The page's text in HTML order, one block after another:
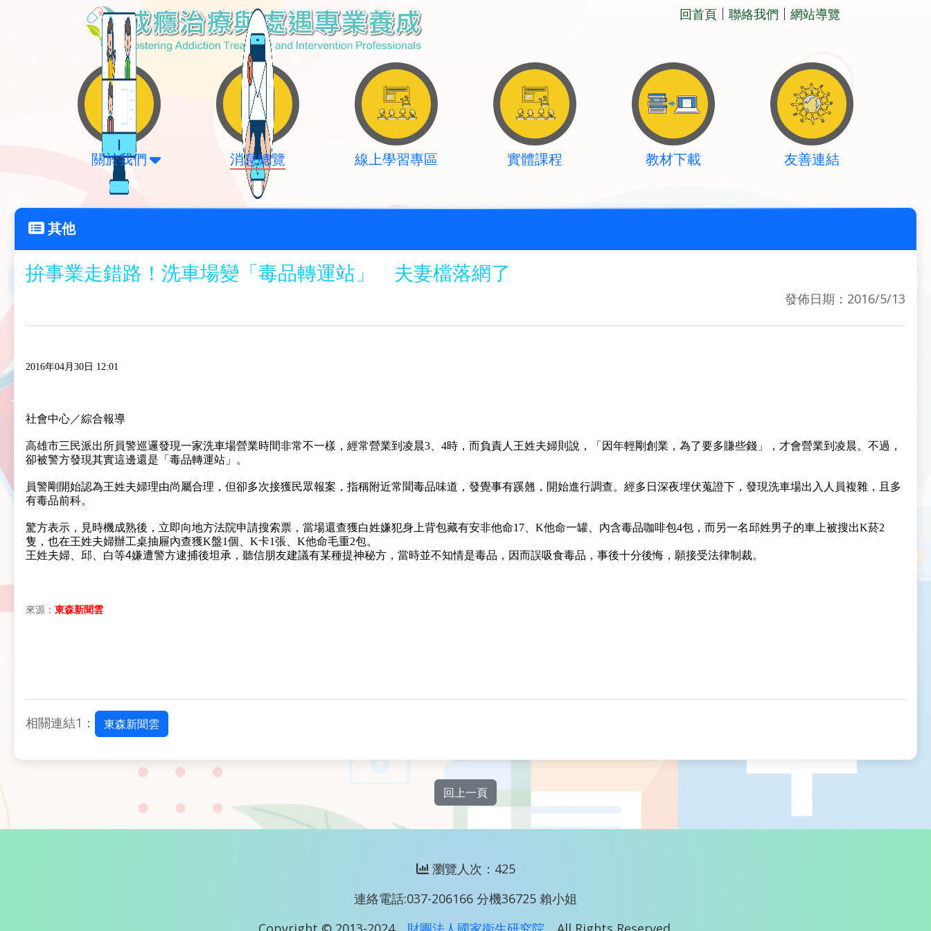
回首頁 聯絡我們 網站導覽
關於我們 消息總覽 線上學習專區 實體課程 教材下載 友善連結
其他
拚事業走錯路！洗車場變「毒品轉運站」 夫妻檔落網了
發佈日期：2016/5/13
2016年04月30日 12:01
社會中心／綜合報導
高雄市三民派出所員警巡邏發現一家洗車場營業時間非常不一樣，經常營業到凌晨3、4時，而負責人王姓夫婦則說，「因年輕剛創業，為了要多賺些錢」，才會營業到凌晨。不過，
卻被警方發現其實這邊還是「毒品轉運站」。
員警剛開始認為王姓夫婦理由尚屬合理，但卻多次接獲民眾報案，指稱附近常聞毒品味道，發覺事有蹊翹，開始進行調查。經多日深夜埋伏蒐證下，發現洗車場出入人員複雜，且多
有毒品前科。
驚方表示，見時機成熟後，立即向地方法院申請搜索票，當場還查獲白姓嫌犯身上背包藏有安非他命17、K他命一罐、內含毒品咖啡包4包，而另一名邱姓男子的車上被搜出K菸2
隻，也在王姓夫婦辦工桌抽屜內查獲K盤1個、K卡1張、K他命毛重2包。
王姓夫婦、邱、白等4嫌遭警方逮捕後坦承，聽信朋友建議有某種提神秘方，當時並不知情是毒品，因而誤吸食毒品，事後十分後悔，願接受法律制裁。
來源： 東森新聞雲
相關連結1： 東森新聞雲
回上一頁
瀏覽人次：425
連絡電話:037-206166 分機36725 賴小姐